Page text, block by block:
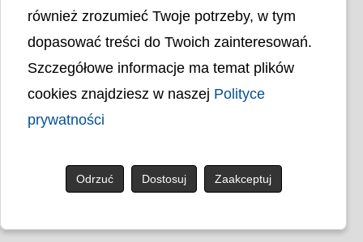
Polityka prywatności
Mapa strony
Ochrona Danych Osobowych
Deklaracja Dostępności
© uck.katowice.pl.
również zrozumieć Twoje potrzeby, w tym
dopasować treści do Twoich zainteresowań.
Szczegółowe informacje ma temat plików
cookies znajdziesz w naszej Polityce
prywatności
Odrzuć Dostosuj Zaakceptuj